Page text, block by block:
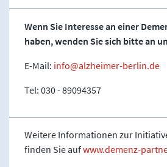
Wenn Sie Interesse an einer
haben, wenden Sie sich bitte an
E-Mail: info alzheimer-berlin de
Tel: 030 - 89094357
Weitere Informationen zur
finden Sie aufwww.demenz-